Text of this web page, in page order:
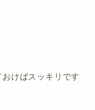
けばスッキリです